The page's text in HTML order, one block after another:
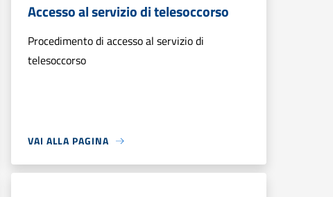
Accesso al servizio di telesoccorso
Procedimento di accesso al servizio di
telesoccorso
VAI ALLA PAGINA